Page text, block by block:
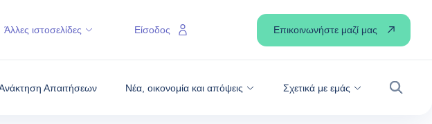
Απαιτήσεων Νέα, οικονομία και απόψεις Σχετικά με εμάς
Άλλες ιστοσελίδες Είσοδος Επικοινωνήστε μαζί μας
2 ΝΈΑ, ΠΡΩΤΟΠΟΡΙΑΚΆ ΠΡΟΪΌΝΤΑ ΠΑΡΟΥΣΊΑΣΕ Η COFACE
προϊόντα
η Coface Ελλάδος